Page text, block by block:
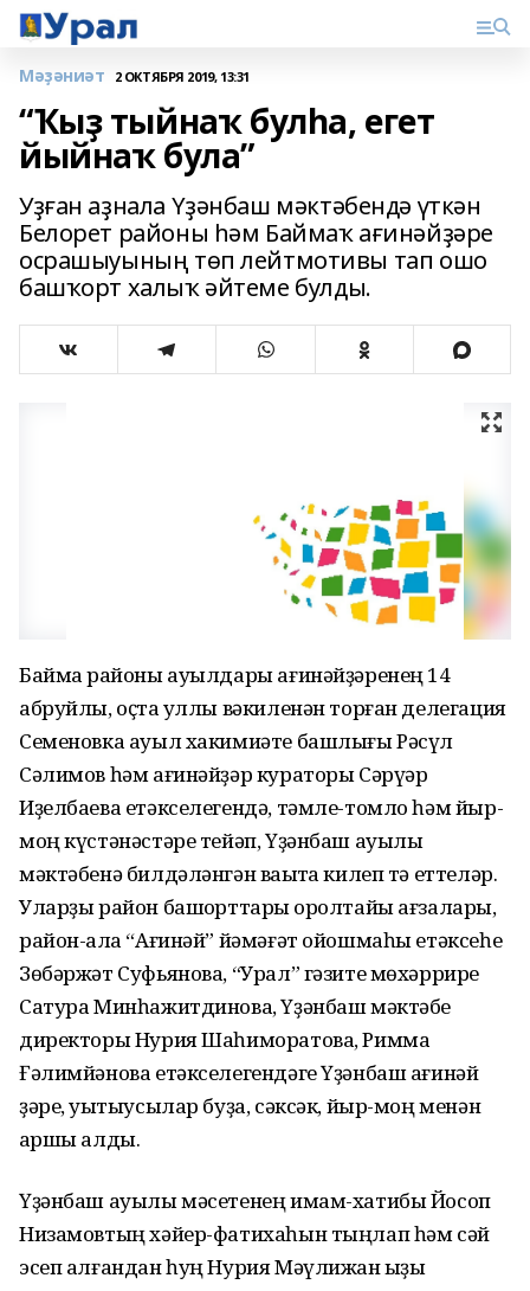
Мәҙәниәт 2 ОКТЯБРЯ 2019, 13:31
“Ҡыҙ тыйнаҡ булһа, егет
йыйнаҡ була”
Уҙған аҙнала Үҙәнбаш мәктәбендә үткән
Белорет районы һәм Баймаҡ ағинәйҙәре
осрашыуының төп лейтмотивы тап ошо
башҡорт халыҡ әйтеме булды.
Баймаҡ районы ауылдары ағинәйҙәренең 14
абруйлы, оҫта ҡуллы вәкиленән торған делегация
Семеновка ауыл хакимиәте башлығы Рәсүл
Сәлимов һәм ағинәйҙәр кураторы Сәрүәр
Иҙелбаева етәкселегендә, тәмле-томло һәм йыр-
моң күстәнәстәре тейәп, Үҙәнбаш ауылы
мәктәбенә билдәләнгән ваҡытҡа килеп тә еттеләр.
Уларҙы район башҡорттары ҡоролтайы ағзалары,
район-ҡала “Ағинәй” йәмәғәт ойошмаһы етәксеһе
Зөбәржәт Суфьянова, “Урал” гәзите мөхәррире
Сатура Минһажитдинова, Үҙәнбаш мәктәбе
директоры Нурия Шаһиморатова, Римма
Ғәлимйәнова етәкселегендәге Үҙәнбаш ағинәй
ҙәре, уҡытыусылар буҙа, сәксәк, йыр-моң менән
ҡаршы алды.
Үҙәнбаш ауылы мәсетенең имам-хатибы Йосоп
Низамовтың хәйер-фатихаһын тыңлап һәм сәй
эсеп алғандан һуң Нурия Мәүлижан ҡыҙы